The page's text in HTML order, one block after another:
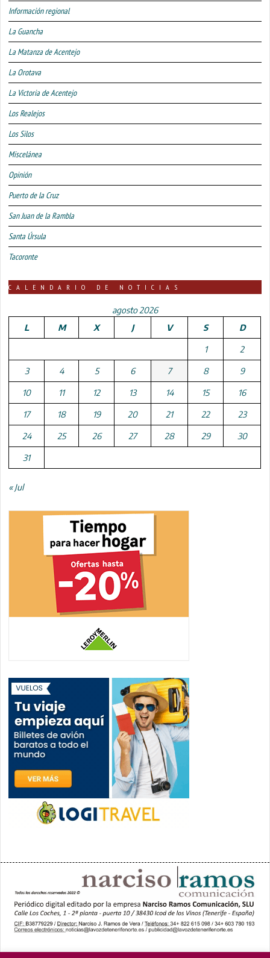
Información regional
La Guancha
La Matanza de Acentejo
La Orotava
La Victoria de Acentejo
Los Realejos
Los Silos
Miscelánea
Opinión
Puerto de la Cruz
San Juan de la Rambla
Santa Úrsula
Tacoronte
CALENDARIO DE NOTICIAS
agosto 2026
L
M X J V S D
1 2
3 4 5 6 7 8 9
10 11 12 13 14 15 16
17 18 19 20 21 22 23
24 25 26 27 28 29 30
31
« Jul
PORTADA YCODEN DAUTE (7) VALLE DE LA OROTAVA (3)